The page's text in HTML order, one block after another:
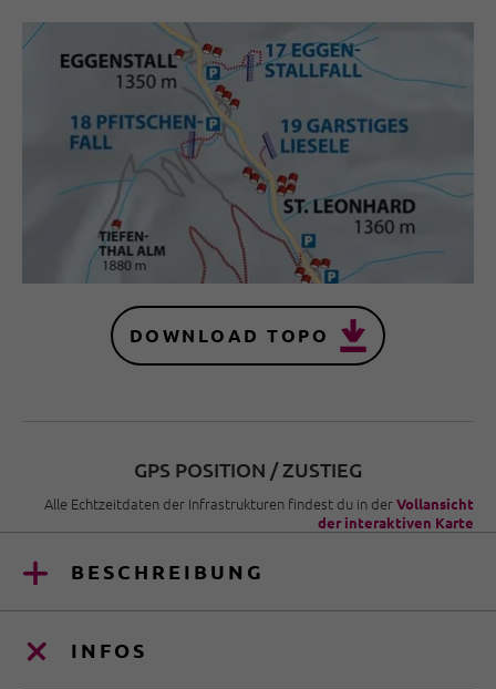
DOWNLOAD TOPO
GPS POSITION / ZUSTIEG
Alle Echtzeitdaten der Infrastrukturen findest du in derVollansicht
der interaktiven Karte
BESCHREIBUNG
INFOS